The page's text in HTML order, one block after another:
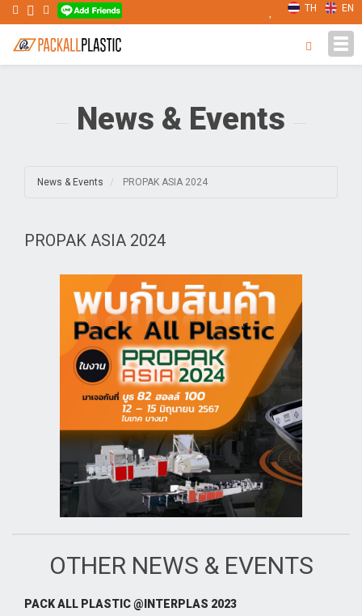
EN
TH
News & Events
News & Events PROPAK ASIA 2024
PROPAK ASIA 2024
OTHER NEWS & EVENTS
PACK ALL PLASTIC @INTERPLAS 2023